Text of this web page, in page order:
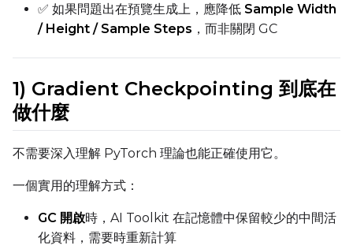
✅ 如果問題出在預覽生成上，應降低 Sample Width
/ Height / Sample Steps ，而非關閉 GC
1) Gradient Checkpointing 到底在
做什麼
不需要深入理解 PyTorch 理論也能正確使用它。
一個實用的理解方式：
GC 開啟時，AI Toolkit 在記憶體中保留較少的中間活
化資料，需要時重新計算